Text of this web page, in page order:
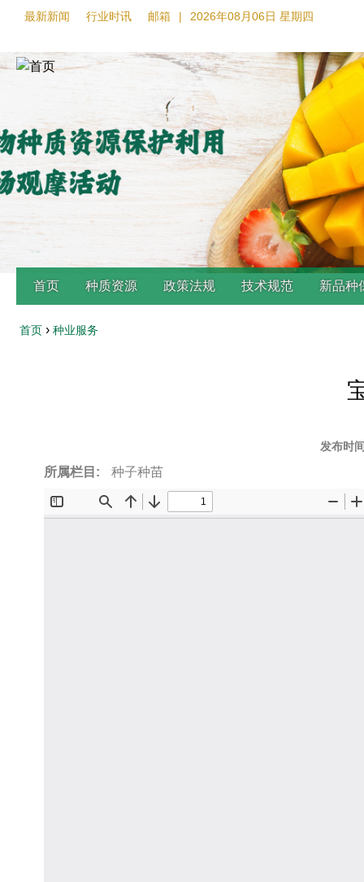
最新新闻 行业时讯 邮箱 | 2026年08月06日 星期四
首页 种质资源 政策法规 技术规范 新品种
首页 › 种业服务
发布时
所属栏目: 种子种苗